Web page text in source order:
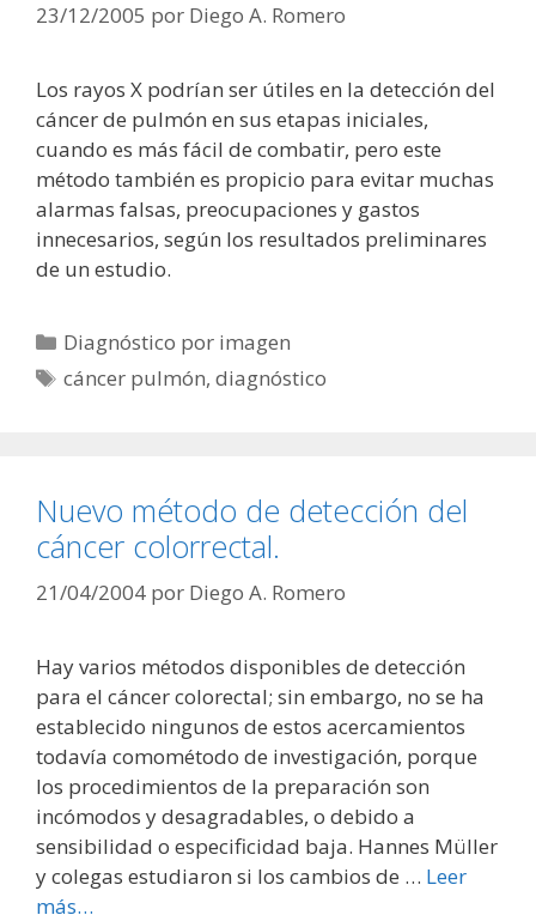
23/12/2005 por Diego A. Romero
Los rayos X podrían ser útiles en la detección del
cáncer de pulmón en sus etapas iniciales,
cuando es más fácil de combatir, pero este
método también es propicio para evitar muchas
alarmas falsas, preocupaciones y gastos
innecesarios, según los resultados preliminares
de un estudio.
Categorías
Diagnóstico por imagen
Etiquetas
cáncer pulmón,diagnóstico
Nuevo método de detección del
cáncer colorrectal.
21/04/2004 por Diego A. Romero
Hay varios métodos disponibles de detección
para el cáncer colorectal; sin embargo, no se ha
establecido ningunos de estos acercamientos
todavía comométodo de investigación, porque
los procedimientos de la preparación son
incómodos y desagradables, o debido a
sensibilidad o especificidad baja. Hannes Müller
y colegas estudiaron si los cambios de … Leer
más…